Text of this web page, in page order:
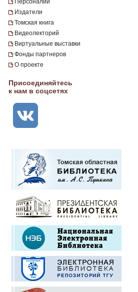
Персоналии
Издатели
Томская книга
Видеолекторий
Виртуальные выставки
Фонды партнеров
О проекте
Присоединяйтесь
к нам в соцсетях